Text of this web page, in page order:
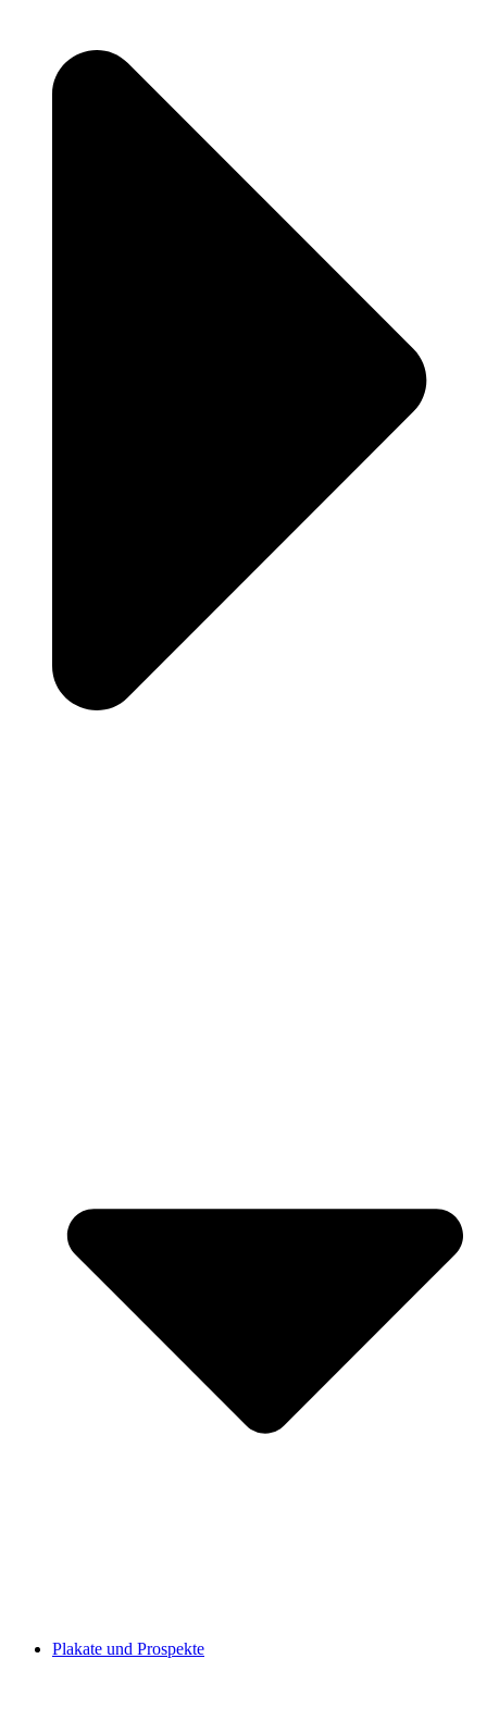
Plakate und Prospekte